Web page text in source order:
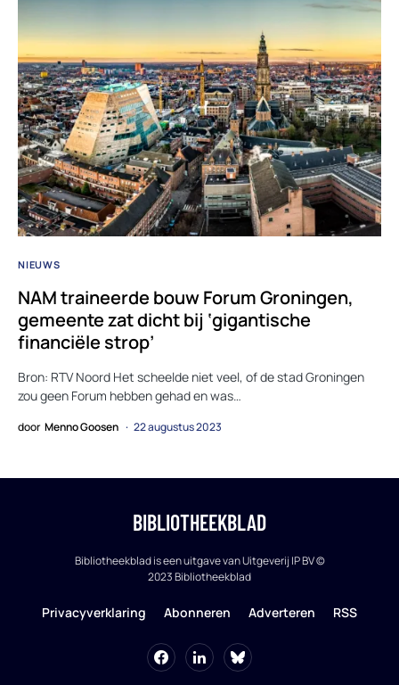
NIEUWS
NAM traineerde bouw Forum Groningen,
gemeente zat dicht bij ‘gigantische
financiële strop’
Bron: RTV Noord Het scheelde niet veel, of de stad Groningen
zou geen Forum hebben gehad en was…
door Menno Goosen 22 augustus 2023
BIBLIOTHEEKBLAD
Bibliotheekblad is een uitgave van Uitgeverij IP BV ©
2023 Bibliotheekblad
Privacyverklaring Abonneren Adverteren RSS